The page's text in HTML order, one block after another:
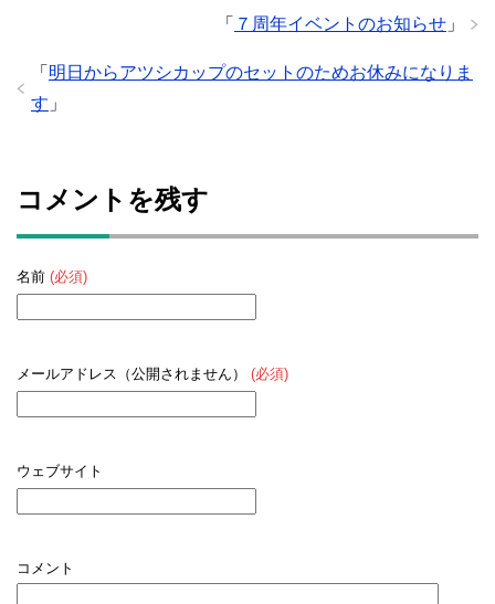
「 ７周年イベントのお知らせ 」
「 明日からアツシカップのセットのためお休みになりま
す 」
コメントを残す
名前 (必須)
メールアドレス（公開されません） (必須)
ウェブサイト
コメント